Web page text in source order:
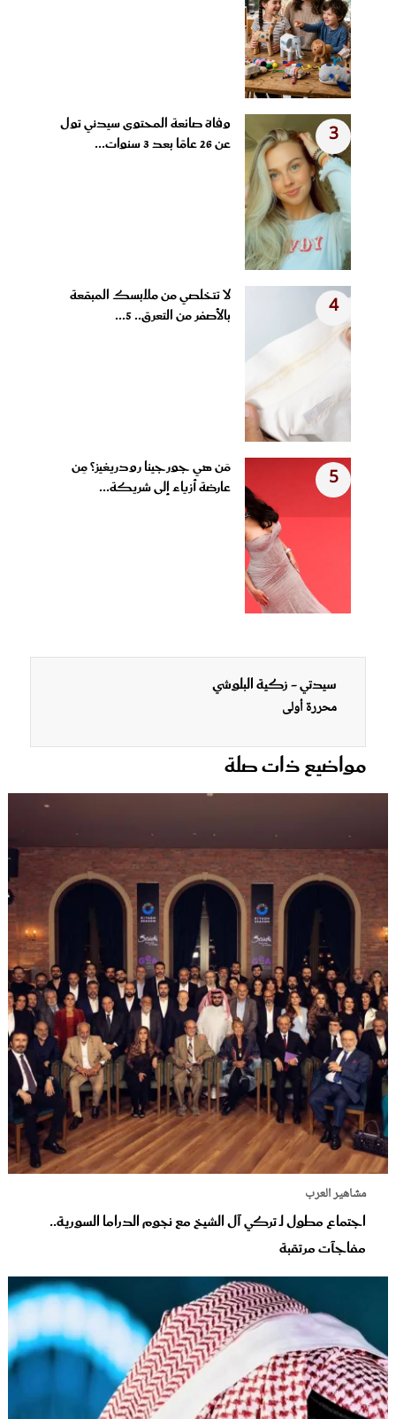
3
وفاة صانعة المحتوى سيدني تول
عن 26 عامًا بعد 3 سنوات...
4
لا تتخلصي من ملابسك المبقعة
بالأصفر من التعرق.. 5...
5
مَن هي جورجينا رودريغيز؟ مِن
عارضة أزياء إلى شريكة...
سيدتي - زكية البلوشي
محررة أولى
مواضيع ذات صلة
مشاهير العرب
اجتماع مطول لـ تركي آل الشيخ مع نجوم الدراما السورية..
مفاجآت مرتقبة